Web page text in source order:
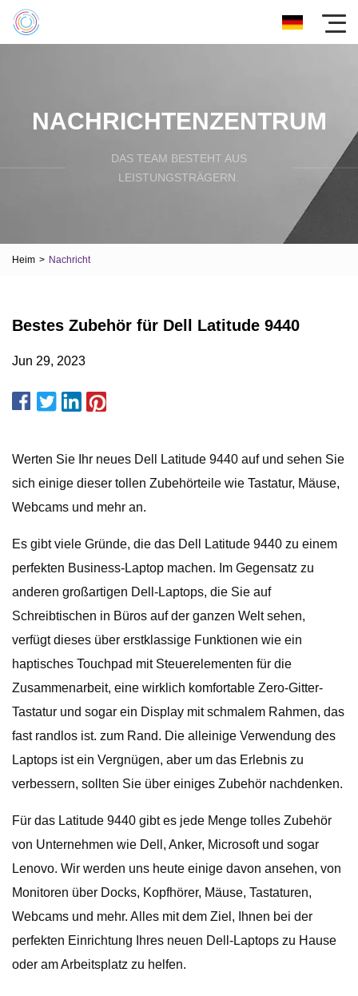
NACHRICHTENZENTRUM
DAS TEAM BESTEHT AUS
LEISTUNGSTRÄGERN.
Heim > Nachricht
Bestes Zubehör für Dell Latitude 9440
Jun 29, 2023
Werten Sie Ihr neues Dell Latitude 9440 auf und sehen Sie
sich einige dieser tollen Zubehörteile wie Tastatur, Mäuse,
Webcams und mehr an.
Es gibt viele Gründe, die das Dell Latitude 9440 zu einem
perfekten Business-Laptop machen. Im Gegensatz zu
anderen großartigen Dell-Laptops, die Sie auf
Schreibtischen in Büros auf der ganzen Welt sehen,
verfügt dieses über erstklassige Funktionen wie ein
haptisches Touchpad mit Steuerelementen für die
Zusammenarbeit, eine wirklich komfortable Zero-Gitter-
Tastatur und sogar ein Display mit schmalem Rahmen, das
fast randlos ist. zum Rand. Die alleinige Verwendung des
Laptops ist ein Vergnügen, aber um das Erlebnis zu
verbessern, sollten Sie über einiges Zubehör nachdenken.
Für das Latitude 9440 gibt es jede Menge tolles Zubehör
von Unternehmen wie Dell, Anker, Microsoft und sogar
Lenovo. Wir werden uns heute einige davon ansehen, von
Monitoren über Docks, Kopfhörer, Mäuse, Tastaturen,
Webcams und mehr. Alles mit dem Ziel, Ihnen bei der
perfekten Einrichtung Ihres neuen Dell-Laptops zu Hause
oder am Arbeitsplatz zu helfen.